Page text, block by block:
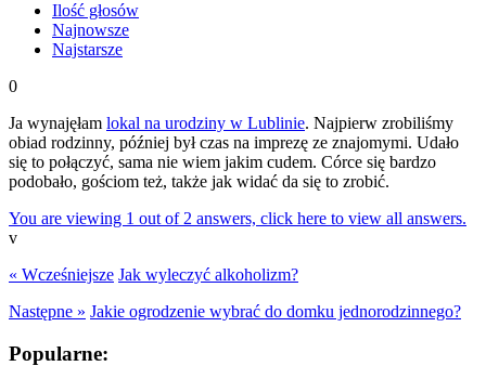
Ilość głosów
Najnowsze
Najstarsze
0
Ja wynajęłam lokal na urodziny w Lublinie. Najpierw zrobiliśmy
obiad rodzinny, później był czas na imprezę ze znajomymi. Udało
się to połączyć, sama nie wiem jakim cudem. Córce się bardzo
podobało, gościom też, także jak widać da się to zrobić.
You are viewing 1 out of 2 answers, click here to view all answers.
v
« Wcześniejsze Jak wyleczyć alkoholizm?
Następne » Jakie ogrodzenie wybrać do domku jednorodzinnego?
Popularne: